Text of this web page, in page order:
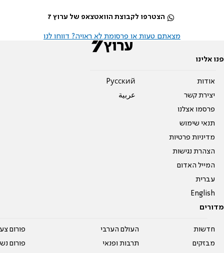
הצטרפו לקבוצת הוואטצאפ של ערוץ 7
מצאתם טעות או פרסומת לא ראויה? דווחו לנו
פנו אלינו
אודות
יצירת קשר
פרסמו אצלנו
תנאי שימוש
מדיניות פרטיות
הצהרת נגישות
המייל האדום
עברית
English
Pусский
عربية
מדורים
חדשות
מבזקים
העולם הערבי
תרבות ופנאי
פורום
פורום